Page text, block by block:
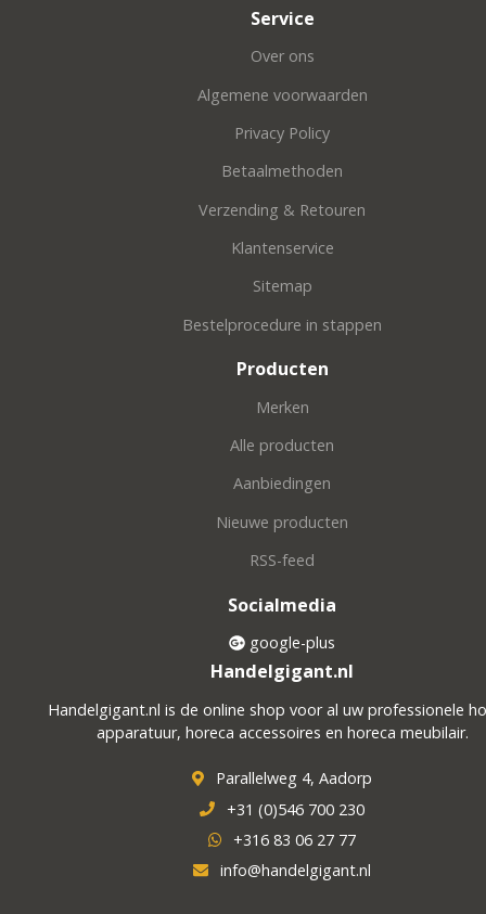
Service
Over ons
Algemene voorwaarden
Privacy Policy
Betaalmethoden
Verzending & Retouren
Klantenservice
Sitemap
Bestelprocedure in stappen
Producten
Merken
Alle producten
Aanbiedingen
Nieuwe producten
RSS-feed
Socialmedia
google-plus
Handelgigant.nl
Handelgigant.nl is de online shop voor al uw professionele
apparatuur, horeca accessoires en horeca meubilair.
Parallelweg 4, Aadorp
+31 (0)546 700 230
+316 83 06 27 77
info@handelgigant.nl